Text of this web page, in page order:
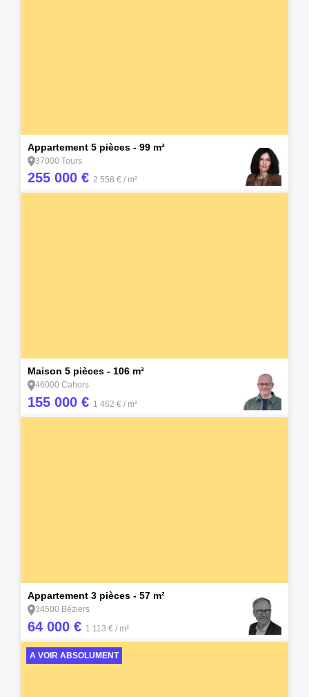
Appartement 5 pièces - 99 m²
37000 Tours
255 000 € 2 558 € / m²
Maison 5 pièces - 106 m²
46000 Cahors
155 000 € 1 462 € / m²
Appartement 3 pièces - 57 m²
34500 Béziers
64 000 € 1 113 € / m²
A VOIR ABSOLUMENT